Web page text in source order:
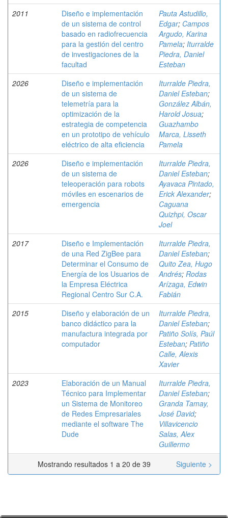
2011
Diseño e implementación
de un sistema de control
basado en radiofrecuencia
para la gestión del centro
de investigaciones de la
facultad
Pauta Astudillo,
Edgar; Campos
Argudo, Karina
Pamela; Iturralde
Piedra, Daniel
Esteban
2026
Diseño e implementación
de un sistema de
telemetría para la
optimización de la
estrategia de competencia
en un prototipo de vehículo
eléctrico de alta eficiencia
Iturralde Piedra,
Daniel Esteban;
González Albán,
Harold Josua;
Guazhambo
Marca, Lisseth
Pamela
2026
Diseño e implementación
de un sistema de
teleoperación para robots
móviles en escenarios de
emergencia
Iturralde Piedra,
Daniel Esteban;
Ayavaca Pintado,
Erick Alexander;
Caguana
Quizhpi, Oscar
Joel
2017
Diseño e Implementación
de una Red ZigBee para
Determinar el Consumo de
Energía de los Usuarios de
la Empresa Eléctrica
Regional Centro Sur C.A.
Iturralde Piedra,
Daniel Esteban;
Quito Zea, Hugo
Andrés; Rodas
Arízaga, Edwin
Fabián
2015
Diseño y elaboración de un
banco didáctico para la
manufactura integrada por
computador
Iturralde Piedra,
Daniel Esteban;
Patiño Solís, Paúl
Esteban; Patiño
Calle, Alexis
Xavier
2023
Elaboración de un Manual
Técnico para Implementar
un Sistema de Monitoreo
de Redes Empresariales
mediante el software The
Dude
Iturralde Piedra,
Daniel Esteban;
Granda Tamay,
José David;
Villavicencio
Salas, Alex
Guillermo
Mostrando resultados 1 a 20 de 39
Siguiente >